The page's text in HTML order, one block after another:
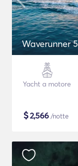
Waverunner
Yacht a motore
$2,566 /notte